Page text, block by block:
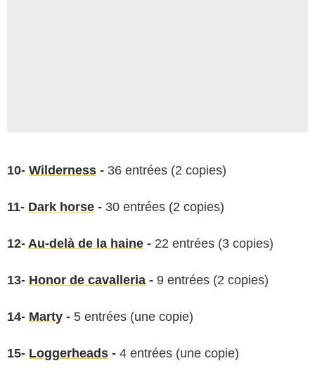
10- Wilderness - 36 entrées (2 copies)
11- Dark horse - 30 entrées (2 copies)
12- Au-delà de la haine - 22 entrées (3 copies)
13- Honor de cavalleria - 9 entrées (2 copies)
14- Marty - 5 entrées (une copie)
15- Loggerheads - 4 entrées (une copie)